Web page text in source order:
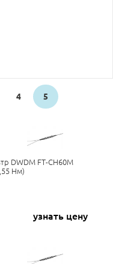
4 5
DWDM FT-CH60M
Нм)
узнать цену